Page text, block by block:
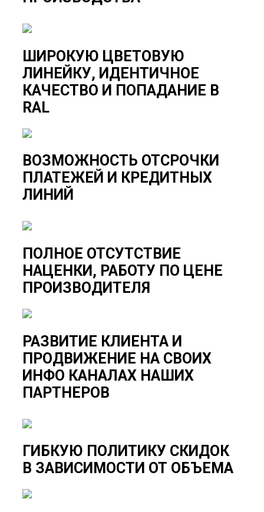
ШИРОКУЮ ЦВЕТОВУЮ
ЛИНЕЙКУ, ИДЕНТИЧНОЕ
КАЧЕСТВО И ПОПАДАНИЕ В
RAL
ВОЗМОЖНОСТЬ ОТСРОЧКИ
ПЛАТЕЖЕЙ И КРЕДИТНЫХ
ЛИНИЙ
ПОЛНОЕ ОТСУТСТВИЕ
НАЦЕНКИ, РАБОТУ ПО ЦЕНЕ
ПРОИЗВОДИТЕЛЯ
РАЗВИТИЕ КЛИЕНТА И
ПРОДВИЖЕНИЕ НА СВОИХ
ИНФО КАНАЛАХ НАШИХ
ПАРТНЕРОВ
ГИБКУЮ ПОЛИТИКУ СКИДОК
В ЗАВИСИМОСТИ ОТ ОБЪЕМА